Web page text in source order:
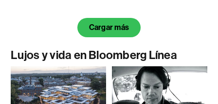
Cargar más
Lujos y vida en Bloomberg Línea